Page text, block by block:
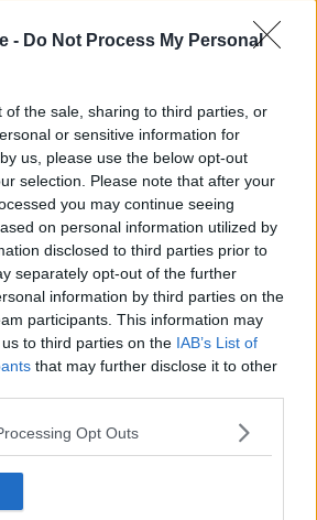
- Do Not Process My Personal
of the sale, sharing to third parties, or
or sensitive information for
us, please use the below opt-out
selection. Please note that after your
you may continue seeing
on personal information utilized by
disclosed to third parties prior to
separately opt-out of the further
information by third parties on the
participants. This information may
to third parties on the IAB’s List of
that may further disclose it to other
Opt Outs
dieses Glück.
Gefühl begleitet mich bis heute –
der Plattform:
Qualitätsstandards, Faktenprüfung
Aktualisierung von Inhalten, sobald
vorliegen. Neben der
schreibe und editiere ich selbst
Wert auf klare Einordnung, präzise
Analysen.
mehr als Leidenschaft. Er ist ein
der Kontext, Genauigkeit und
– genau diesen Anspruch
täglichen Berichterstattung.